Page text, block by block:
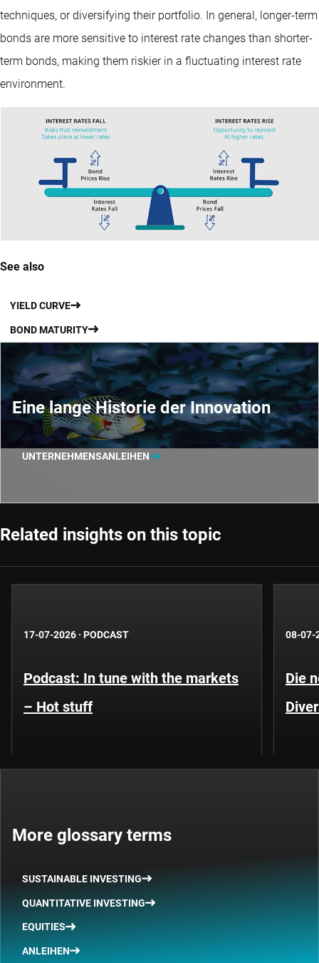
techniques, or diversifying their portfolio. In general, longer-term
bonds are more sensitive to interest rate changes than shorter-
term bonds, making them riskier in a fluctuating interest rate
environment.
See also
YIELD CURVE
BOND MATURITY
Eine lange Historie der Innovation
UNTERNEHMENSANLEIHEN
Related insights on this topic
17-07-2026 · PODCAST
Podcast: In tune with the markets
– Hot stuff
08-07-
Die
More glossary terms
SUSTAINABLE INVESTING
QUANTITATIVE INVESTING
EQUITIES
ANLEIHEN